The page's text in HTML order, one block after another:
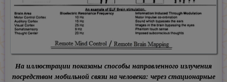
На иллюстрации показаны способы направленного излучения
посредством мобильной связи на человека: через стационарные